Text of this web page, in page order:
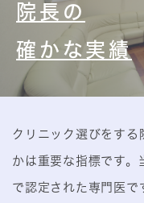
院長の
確かな実績
クリニック選びをする
かは重要な指標です。
で認定された専門医で